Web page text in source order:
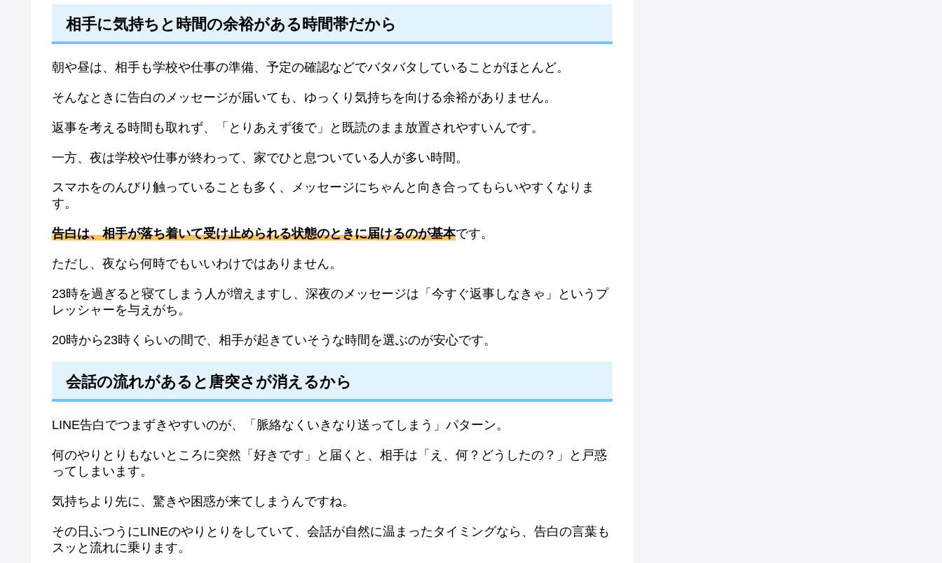
相手に気持ちと時間の余裕がある時間帯だから
朝や昼は、相手も学校や仕事の準備、予定の確認などでバタバタしていることがほとんど。
そんなときに告白のメッセージが届いても、ゆっくり気持ちを向ける余裕がありません。
返事を考える時間も取れず、「とりあえず後で」と既読のまま放置されやすいんです。
一方、夜は学校や仕事が終わって、家でひと息ついている人が多い時間。
スマホをのんびり触っていることも多く、メッセージにちゃんと向き合ってもらいやすくなりま
す。
告白は、相手が落ち着いて受け止められる状態のときに届けるのが基本です。
ただし、夜なら何時でもいいわけではありません。
23時を過ぎると寝てしまう人が増えますし、深夜のメッセージは「今すぐ返事しなきゃ」というプ
レッシャーを与えがち。
20時から23時くらいの間で、相手が起きていそうな時間を選ぶのが安心です。
会話の流れがあると唐突さが消えるから
LINE告白でつまずきやすいのが、「脈絡なくいきなり送ってしまう」パターン。
何のやりとりもないところに突然「好きです」と届くと、相手は「え、何？どうしたの？」と戸惑
ってしまいます。
気持ちより先に、驚きや困惑が来てしまうんですね。
その日ふつうにLINEのやりとりをしていて、会話が自然に温まったタイミングなら、告白の言葉も
スッと流れに乗ります。